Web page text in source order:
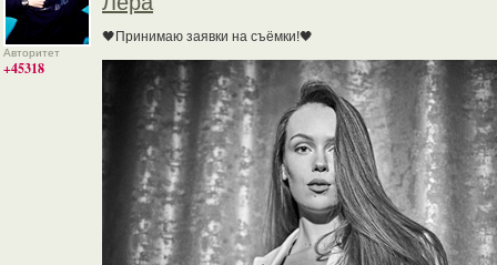
Авторитет
+45318
🖤Принимаю заявки на съёмки!🖤